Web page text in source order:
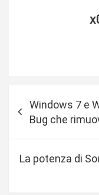
a
Windows 7 e
Bug che
La potenza di